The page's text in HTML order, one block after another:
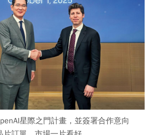
星際之門計畫，並簽署合作意向